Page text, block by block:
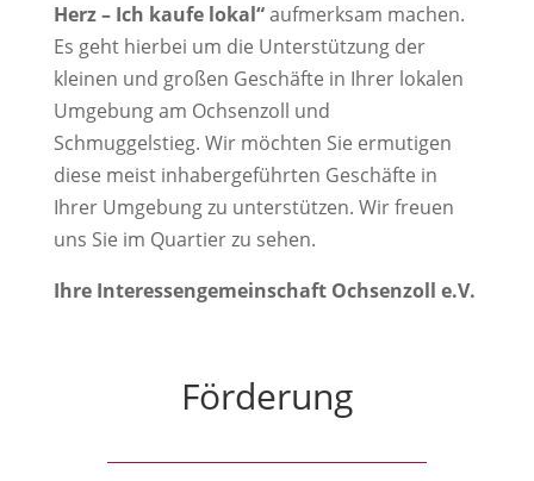
Herz – Ich kaufe lokal“aufmerksam machen.
Es geht hierbei um die Unterstützung der
kleinen und großen Geschäfte in Ihrer lokalen
Umgebung am Ochsenzoll und
Schmuggelstieg. Wir möchten Sie ermutigen
diese meist inhabergeführten Geschäfte in
Ihrer Umgebung zu unterstützen. Wir freuen
uns Sie im Quartier zu sehen.
Ihre Interessengemeinschaft Ochsenzoll e.V.
Förderung